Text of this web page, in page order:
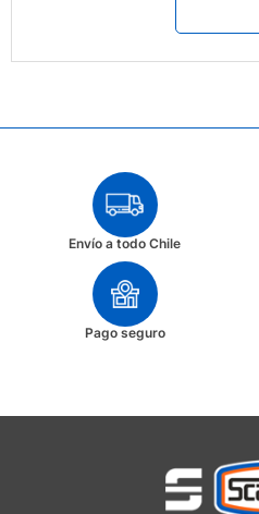
Envío a todo Chile
Pago seguro